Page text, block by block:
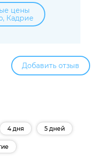
цены
Кадрие
Добавить отзыв
4 дня 5 дней